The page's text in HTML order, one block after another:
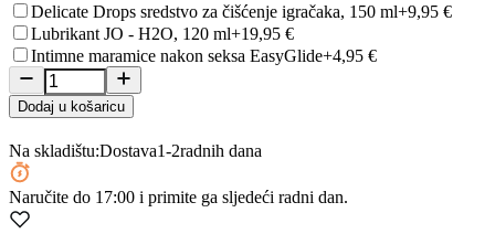
Delicate Drops sredstvo za čišćenje igračaka, 150 ml+9,95 €
Lubrikant JO - H2O, 120 ml+19,95 €
Intimne maramice nakon seksa EasyGlide+4,95 €
Dodaj u košaricu
Na skladištu:Dostava1-2radnih dana
Naručite do 17:00 i primite ga sljedeći radni dan.